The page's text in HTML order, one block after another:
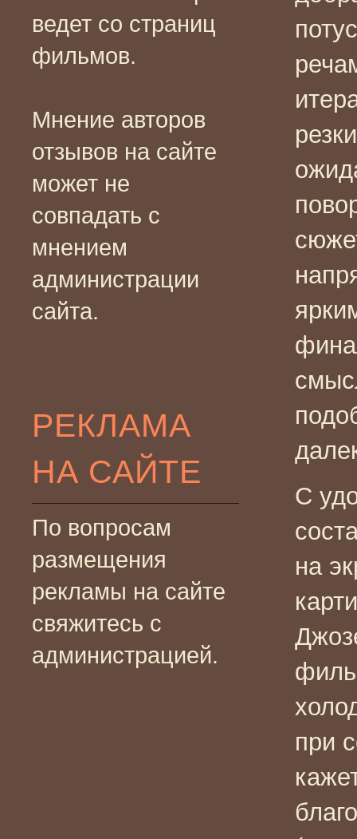
ведет со страниц
фильмов.
Мнение авторов
отзывов на сайте
может не
совпадать с
мнением
администрации
сайта.
РЕКЛАМА
НА САЙТЕ
По вопросам
размещения
рекламы на сайте
свяжитесь с
администрацией.
С
на
при